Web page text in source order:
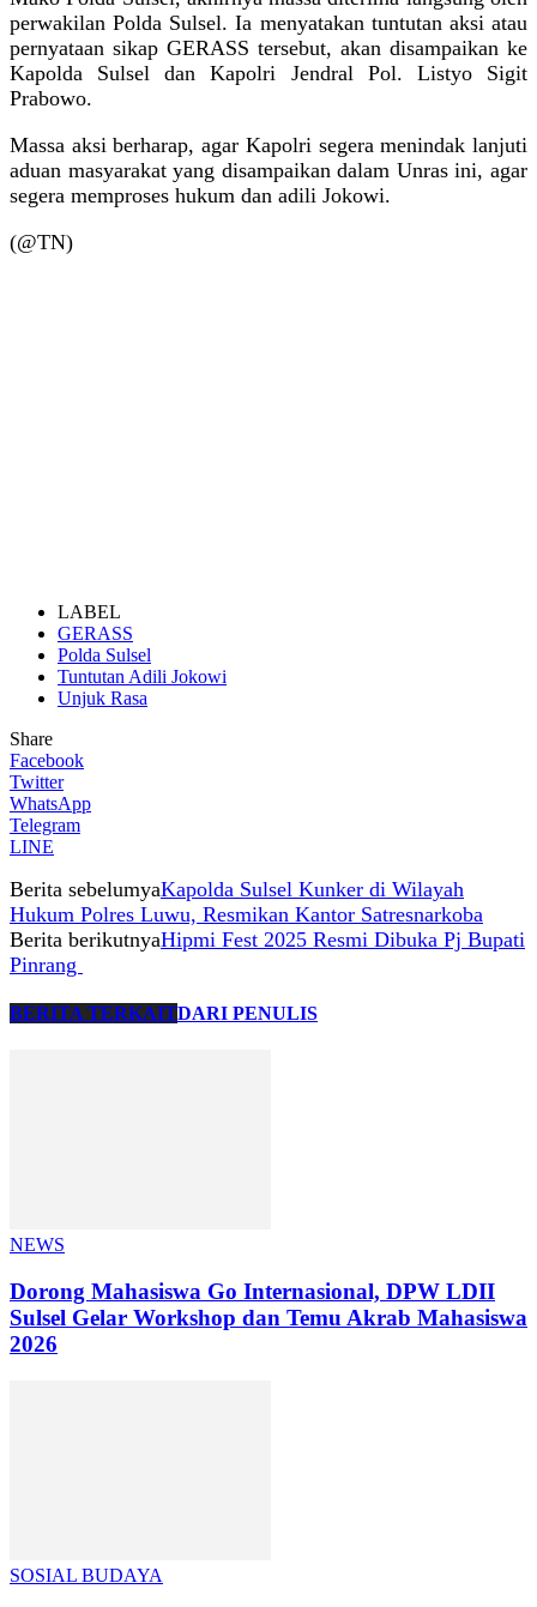
perwakilan Polda Sulsel. Ia menyatakan tuntutan aksi atau
pernyataan sikap GERASS tersebut, akan disampaikan ke
Kapolda Sulsel dan Kapolri Jendral Pol. Listyo Sigit
Prabowo.
Massa aksi berharap, agar Kapolri segera menindak lanjuti
aduan masyarakat yang disampaikan dalam Unras ini, agar
segera memproses hukum dan adili Jokowi.
(@TN)
LABEL
GERASS
Polda Sulsel
Tuntutan Adili Jokowi
Unjuk Rasa
Share
Facebook
Twitter
WhatsApp
Telegram
LINE
Berita sebelumyaKapolda Sulsel Kunker di Wilayah
Hukum Polres Luwu, Resmikan Kantor Satresnarkoba
Berita berikutnyaHipmi Fest 2025 Resmi Dibuka Pj Bupati
Pinrang
BERITA TERKAITDARI PENULIS
NEWS
Dorong Mahasiswa Go Internasional, DPW LDII
Sulsel Gelar Workshop dan Temu Akrab Mahasiswa
2026
SOSIAL BUDAYA